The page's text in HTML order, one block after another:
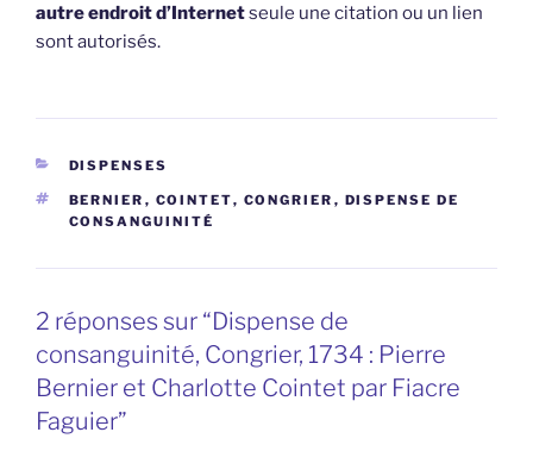
autre endroit d’Internetseule une citation ou un lien
sont autorisés.
CATÉGORIES
DISPENSES
ÉTIQUETTES
BERNIER , COINTET, CONGRIER , DISPENSE DE
CONSANGUINITÉ
2 réponses sur “Dispense de
consanguinité, Congrier, 1734 : Pierre
Bernier et Charlotte Cointet par Fiacre
Faguier”